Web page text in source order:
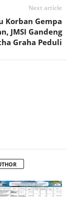
Next article
Korban Gempa
JMSI Gandeng
Graha Peduli